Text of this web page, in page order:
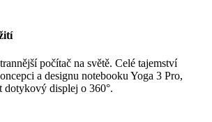
počítač na světě. Celé tajemství
a designu notebooku Yoga 3 Pro,
dotykový displej o 360°.